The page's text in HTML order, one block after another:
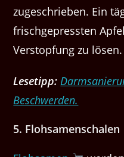
zugeschrieben. Ein
frischgepressten
Verstopfung zu lösen.
Lesetipp:
Beschwerden.
5. Flohsamenschalen